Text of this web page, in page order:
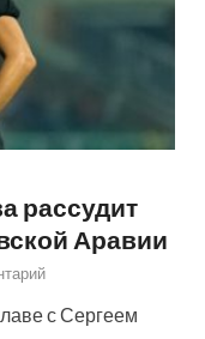
рассудит
Аравии
с Сергеем